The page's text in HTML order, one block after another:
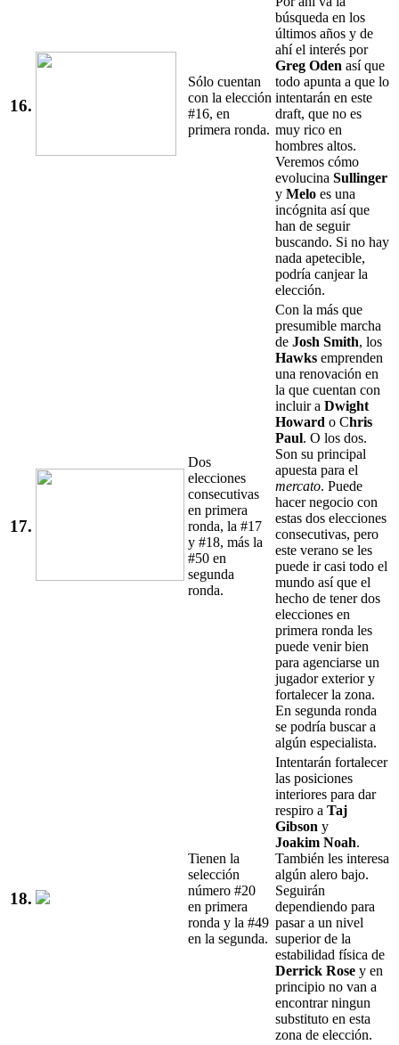
16.
Sólo cuentan
con la elección
#16, en
primera ronda.
búsqueda en los
últimos años y de
ahí el interés por
Greg Oden así que
todo apunta a que lo
intentarán en este
draft, que no es
muy rico en
hombres altos.
Veremos cómo
evolucina Sullinger
y Melo es una
incógnita así que
han de seguir
buscando. Si no hay
nada apetecible,
podría canjear la
elección.
17.
Dos
elecciones
consecutivas
en primera
ronda, la #17
y #18, más la
#50 en
segunda
ronda.
Con la más que
presumible marcha
de Josh Smith, los
Hawks emprenden
una renovación en
la que cuentan con
incluir a Dwight
Howard o Chris
Paul. O los dos.
Son su principal
apuesta para el
mercato. Puede
hacer negocio con
estas dos elecciones
consecutivas, pero
este verano se les
puede ir casi todo el
mundo así que el
hecho de tener dos
elecciones en
primera ronda les
puede venir bien
para agenciarse un
jugador exterior y
fortalecer la zona.
En segunda ronda
se podría buscar a
algún especialista.
18.
Tienen la
selección
número #20
en primera
ronda y la #49
en la segunda.
Intentarán fortalecer
las posiciones
interiores para dar
respiro a Taj
Gibson y
Joakim Noah.
También les interesa
algún alero bajo.
Seguirán
dependiendo para
pasar a un nivel
superior de la
estabilidad física de
Derrick Rose y en
principio no van a
encontrar ningun
substituto en esta
zona de elección.